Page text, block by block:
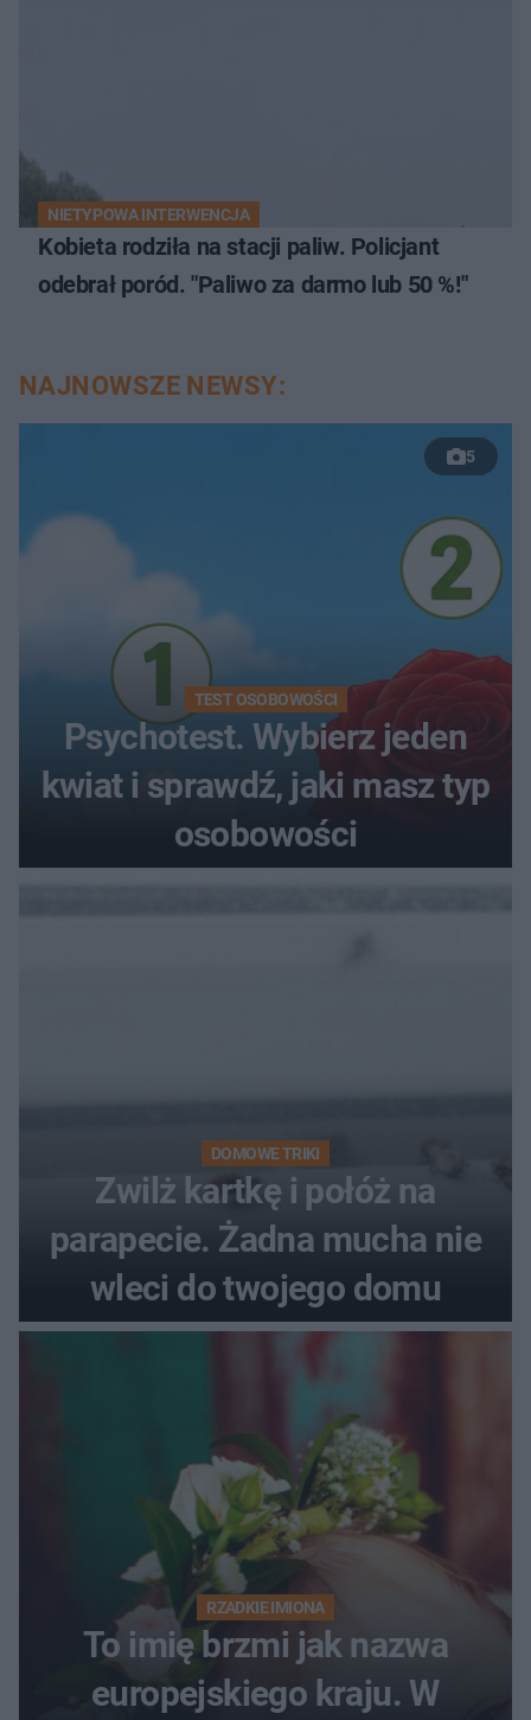
NIETYPOWA INTERWENCJA
Kobieta rodziła na stacji paliw. Policjant
odebrał poród. "Paliwo za darmo lub 50 %!"
NAJNOWSZE NEWSY:
5
TEST OSOBOWOŚCI
Psychotest. Wybierz jeden
kwiat i sprawdź, jaki masz typ
osobowości
DOMOWE TRIKI
Zwilż kartkę i połóż na
parapecie. Żadna mucha nie
wleci do twojego domu
RZADKIE IMIONA
To imię brzmi jak nazwa
europejskiego kraju. W